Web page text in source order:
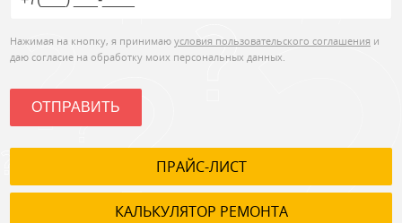
Нажимая на кнопку, я принимаю условия пользовательского соглашения и
даю согласие на обработку моих персональных данных.
ОТПРАВИТЬ
ПРАЙС-ЛИСТ
КАЛЬКУЛЯТОР РЕМОНТА